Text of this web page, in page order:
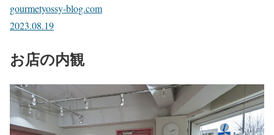
gourmetyossy-blog.com
2023.08.19
お店の内観